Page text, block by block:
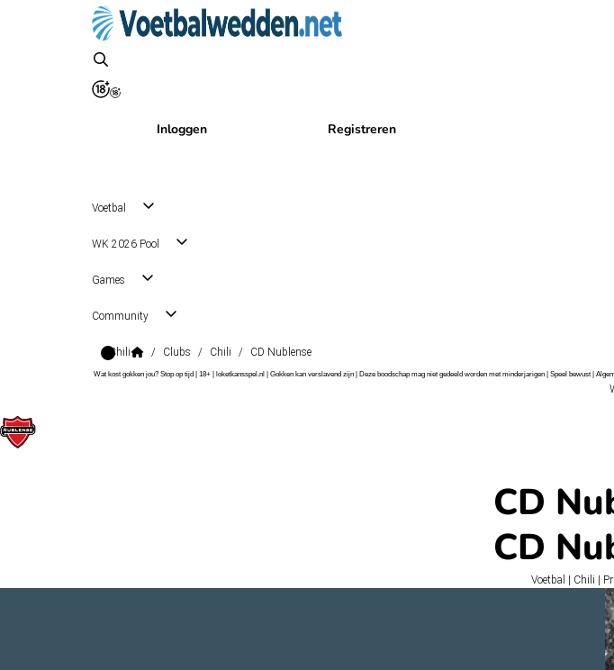
Inloggen Registreren
Voetbal
WK 2026 Pool
Games
Community
Chili / Clubs / Chili / CD Nublense
Wat kost gokken jou? Stop op tijd | 18+ | loketkansspel.nl | Gokken kan verslavend zijn | Deze boodschap mag niet gedeeld worden met minderjarigen | Speel bewust |
CD
CD
Voetbal | Chili |